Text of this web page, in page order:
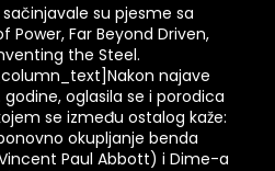
su pjesme sa
Power, Far Beyond Driven,
the Steel.
najave
oglasila se i porodica
se između ostalog kaže:
okupljanje benda
Paul Abbott) i Dime-a